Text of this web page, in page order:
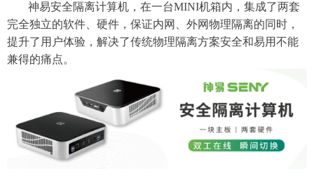
神易安全隔离计算机 ， 在一台MINI机箱内，集成了两套
完全独立的软件、 硬件 ，保证内网、外网物理隔离的同时，
提升了用户体验， 解决了传统物理隔离方案安全和易用不能
兼得的痛点。